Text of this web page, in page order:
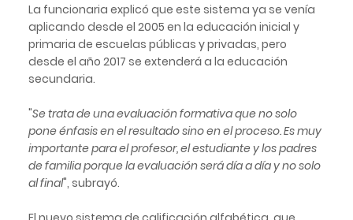
La funcionaria explicó que este sistema ya se venía
aplicando desde el 2005 en la educación inicial y
primaria de escuelas públicas y privadas, pero
desde el año 2017 se extenderá a la educación
secundaria.
"Se trata de una evaluación formativa que no solo
pone énfasis en el resultado sino en el proceso. Es muy
importante para el profesor, el estudiante y los padres
de familia porque la evaluación será día a día y no solo
al final", subrayó.